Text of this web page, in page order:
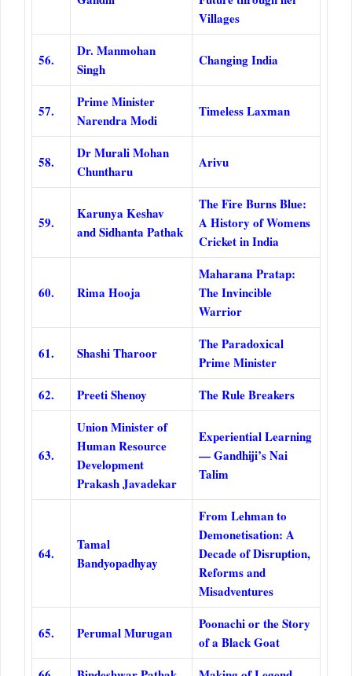
Villages
56.
Dr. Manmohan
Singh
Changing India
57.
Prime Minister
Narendra Modi
Timeless Laxman
58.
Dr Murali Mohan
Chuntharu
Arivu
59.
Karunya Keshav
and Sidhanta Pathak
The Fire Burns Blue:
A History of Womens
Cricket in India
60. Rima Hooja
Maharana Pratap:
The Invincible
Warrior
61. Shashi Tharoor
The Paradoxical
Prime Minister
62.
Preeti Shenoy The Rule Breakers
63.
Union Minister of
Human Resource
Development
Prakash Javadekar
Experiential Learning
— Gandhiji’s Nai
Talim
64.
Tamal
Bandyopadhyay
From Lehman to
Demonetisation: A
Decade of Disruption,
Reforms and
Misadventures
65. Perumal Murugan
Poonachi or the Story
of a Black Goat